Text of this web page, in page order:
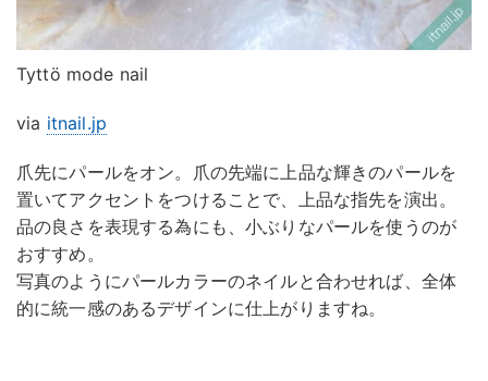
Tyttö mode nail
via itnail.jp
爪先にパールをオン。爪の先端に上品な輝きのパールを
置いてアクセントをつけることで、上品な指先を演出。
品の良さを表現する為にも、小ぶりなパールを使うのが
おすすめ。
写真のようにパールカラーのネイルと合わせれば、全体
的に統一感のあるデザインに仕上がりますね。